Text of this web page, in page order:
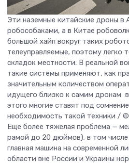
Эти наземные китайские дроны в
робособаками, а в Китае
большой хайп вокруг таких
телеуправляемые, поэтому легко
складок местности. В реальной
такие системы применяют, как
значительным количеством
идущего близко к самим дронам
этого многие ставят под
необходимость такой техники /
Еще более тяжелая проблема —
рамой до 20 дюймов), в том числе
главная машина на современной
области вне России и Украины